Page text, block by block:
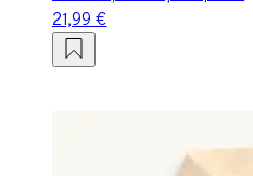
21,99 €